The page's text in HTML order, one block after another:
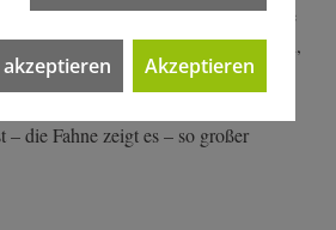
und Kaffeetassen für Empfänge
es warten. Um die Zeit zu verkürzen,
ein zusammengerolltes
auf dem ein Sinnspruch steht, wie sie
die Fahne zeigt es – so großer
Akzeptieren